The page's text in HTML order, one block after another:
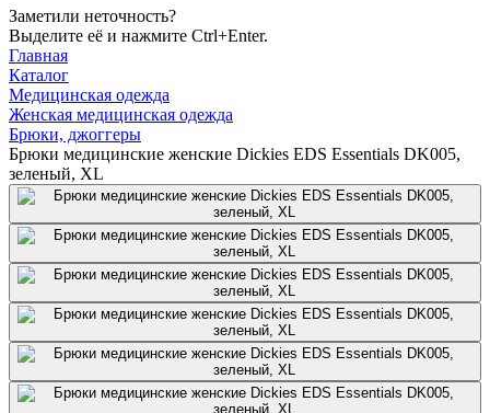
Заметили неточность?
Выделите её и нажмите Ctrl+Enter.
Главная
Каталог
Медицинская одежда
Женская медицинская одежда
Брюки, джоггеры
Брюки медицинские женские Dickies EDS Essentials DK005,
зеленый, XL